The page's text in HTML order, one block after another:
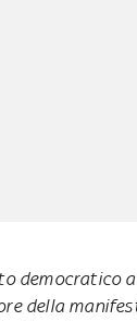
democratico
della